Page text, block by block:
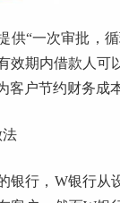
供“一次审批，
效期内借款人可
客户节约财务成本
法
银行，W银行从